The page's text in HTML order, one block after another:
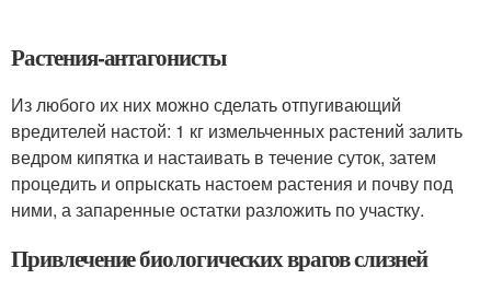
Растения-антагонисты
Из любого их них можно сделать отпугивающий
вредителей настой: 1 кг измельченных растений залить
ведром кипятка и настаивать в течение суток, затем
процедить и опрыскать настоем растения и почву под
ними, а запаренные остатки разложить по участку.
Привлечение биологических врагов слизней